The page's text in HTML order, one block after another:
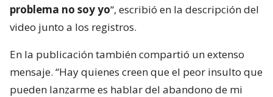
problema no soy yo“, escribió en la descripción del
video junto a los registros.
En la publicación también compartió un extenso
mensaje. “Hay quienes creen que el peor insulto que
pueden lanzarme es hablar del abandono de mi